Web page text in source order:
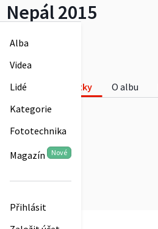
Alba
Videa
Lidé
Kategorie
Fototechnika
Magazín Nové
Přihlásit
Nepál 2015
Nepál 2015
Fotky
O albu
2